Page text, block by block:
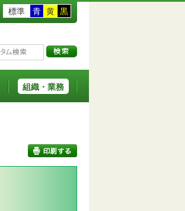
標準 青 黄 黒
組織・業務